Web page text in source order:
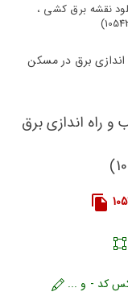
نقشه برق کشی ،
راه اندازی برق
کد - و ...